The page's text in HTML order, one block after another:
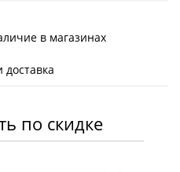
в магазинах
по скидке